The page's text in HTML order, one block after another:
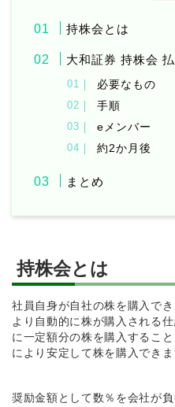
持株会とは
大和証券 持株会
必要なもの
手順
eメンバー
約2か月後
まとめ
持株会とは
社員自身が自社の株を購入で
より自動的に株が購入される
に一定額分の株を購入するこ
により安定して株を購入できま
奨励金額として数％を会社が